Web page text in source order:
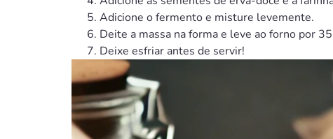
Adicione o fermento e misture levemente.
Deite a massa na forma e leve ao forno por
Deixe esfriar antes de servir!